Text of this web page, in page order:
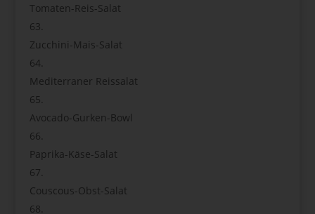
Tomaten-Reis-Salat
Zucchini-Mais-Salat
Mediterraner Reissalat
Avocado-Gurken-Bowl
Paprika-Käse-Salat
Couscous-Obst-Salat